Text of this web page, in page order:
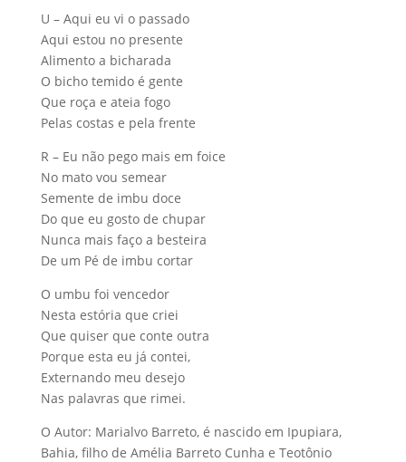
U – Aqui eu vi o passado
Aqui estou no presente
Alimento a bicharada
O bicho temido é gente
Que roça e ateia fogo
Pelas costas e pela frente
R – Eu não pego mais em foice
No mato vou semear
Semente de imbu doce
Do que eu gosto de chupar
Nunca mais faço a besteira
De um Pé de imbu cortar
O umbu foi vencedor
Nesta estória que criei
Que quiser que conte outra
Porque esta eu já contei,
Externando meu desejo
Nas palavras que rimei.
O Autor: Marialvo Barreto, é nascido em Ipupiara,
Bahia, filho de Amélia Barreto Cunha e Teotônio